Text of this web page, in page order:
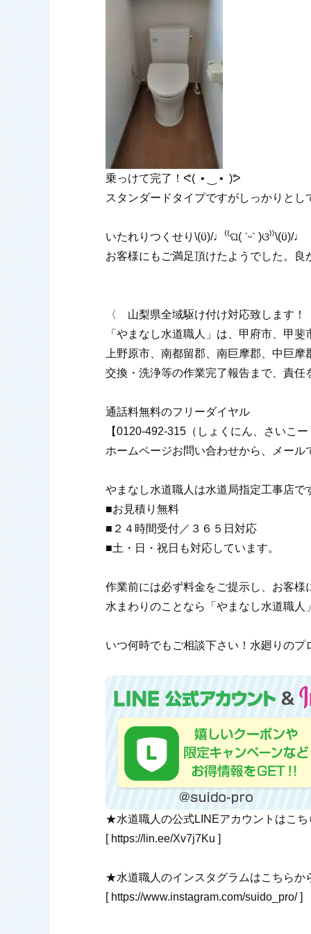
乗っけて完了！ᕙ⁠(⁠ ⁠ ⁠•⁠ ⁠‿⁠ ⁠•⁠ ⁠ ⁠)⁠ᕗ
スタンダードタイプですがしっかりと
いたれりつくせり\⁠(⁠ϋ⁠)⁠/⁠♩⁽⁠⁽⁠ଘ⁠(⁠ ⁠ˊ⁠ᵕ⁠ˋ⁠ ⁠)⁠ଓ⁠⁾⁠⁾\⁠(⁠ϋ⁠)⁠/⁠♩
お客様にもご満足頂けたようでした。良
〈 山梨県全域駆け付け対応致します
「やまなし水道職人」は、甲府市、甲
上野原市、南都留郡、南巨摩郡、中巨
交換・洗浄等の作業完了報告まで、責
通話料無料のフリーダイヤル
【0120-492-315（しょくにん、さいこ
ホームページお問い合わせから、メー
やまなし水道職人は水道局指定工事店で
■お見積り無料
■２４時間受付／３６５日対応
■土・日・祝日も対応しています。
作業前には必ず料金をご提示し、お客
水まわりのことなら「やまなし水道職
いつ何時でもご相談下さい！水廻りの
★水道職人の公式LINEアカウントはこち
[ https://lin.ee/Xv7j7Ku ]
★水道職人のインスタグラムはこちらか
[ https://www.instagram.com/suido_pro/]